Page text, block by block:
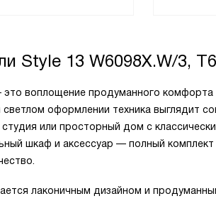
Style 13 W6098X.W/3,
воплощение продуманного
оформлении техника выглядит
или просторный дом с
шкаф и аксессуар — полный
лаконичным дизайном и